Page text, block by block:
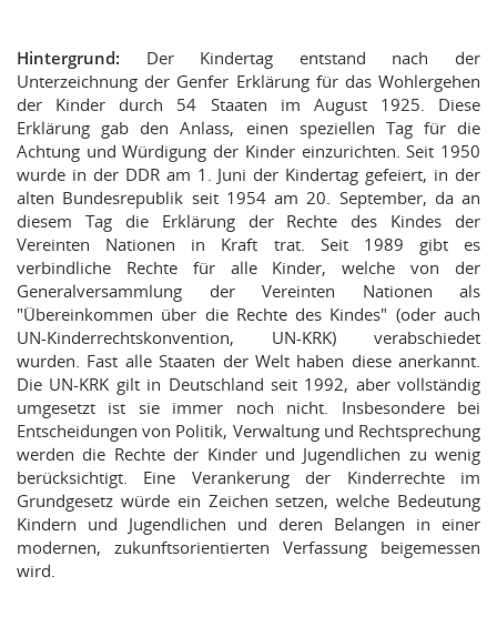
Hintergrund: Der Kindertag entstand nach der
Unterzeichnung der Genfer Erklärung für das Wohlergehen
der Kinder durch 54 Staaten im August 1925. Diese
Erklärung gab den Anlass, einen speziellen Tag für die
Achtung und Würdigung der Kinder einzurichten. Seit 1950
wurde in der DDR am 1. Juni der Kindertag gefeiert, in der
alten Bundesrepublik seit 1954 am 20. September, da an
diesem Tag die Erklärung der Rechte des Kindes der
Vereinten Nationen in Kraft trat. Seit 1989 gibt es
verbindliche Rechte für alle Kinder, welche von der
Generalversammlung der Vereinten Nationen als
"Übereinkommen über die Rechte des Kindes" (oder auch
UN-Kinderrechtskonvention, UN-KRK) verabschiedet
wurden. Fast alle Staaten der Welt haben diese anerkannt.
Die UN-KRK gilt in Deutschland seit 1992, aber vollständig
umgesetzt ist sie immer noch nicht. Insbesondere bei
Entscheidungen von Politik, Verwaltung und Rechtsprechung
werden die Rechte der Kinder und Jugendlichen zu wenig
berücksichtigt. Eine Verankerung der Kinderrechte im
Grundgesetz würde ein Zeichen setzen, welche Bedeutung
Kindern und Jugendlichen und deren Belangen in einer
modernen, zukunftsorientierten Verfassung beigemessen
wird.